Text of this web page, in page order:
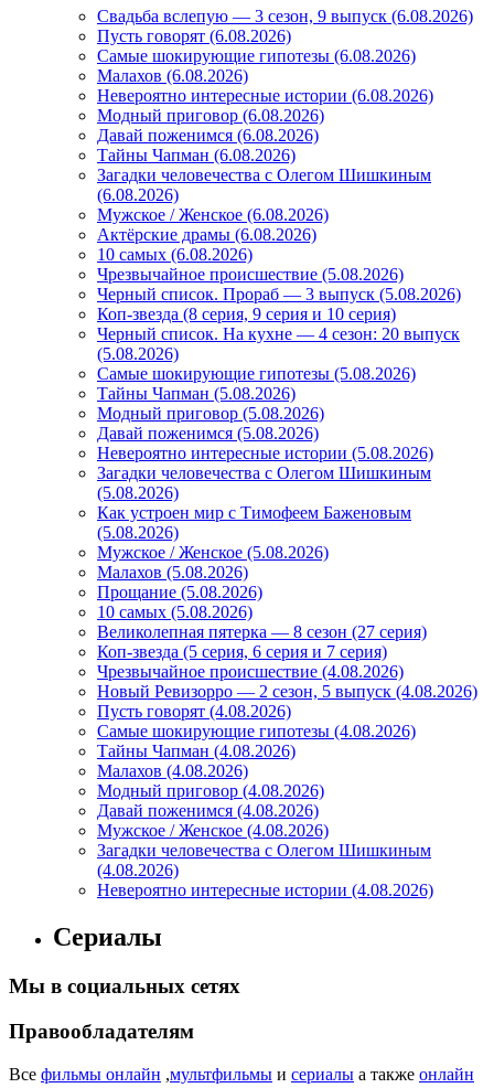
Свадьба вслепую — 3 сезон, 9 выпуск (6.08.2026)
Пусть говорят (6.08.2026)
Самые шокирующие гипотезы (6.08.2026)
Малахов (6.08.2026)
Невероятно интересные истории (6.08.2026)
Модный приговор (6.08.2026)
Давай поженимся (6.08.2026)
Тайны Чапман (6.08.2026)
Загадки человечества с Олегом Шишкиным
(6.08.2026)
Мужское / Женское (6.08.2026)
Актёрские драмы (6.08.2026)
10 самых (6.08.2026)
Чрезвычайное происшествие (5.08.2026)
Черный список. Прораб — 3 выпуск (5.08.2026)
Коп-звезда (8 серия, 9 серия и 10 серия)
Черный список. На кухне — 4 сезон: 20 выпуск
(5.08.2026)
Самые шокирующие гипотезы (5.08.2026)
Тайны Чапман (5.08.2026)
Модный приговор (5.08.2026)
Давай поженимся (5.08.2026)
Невероятно интересные истории (5.08.2026)
Загадки человечества с Олегом Шишкиным
(5.08.2026)
Как устроен мир с Тимофеем Баженовым
(5.08.2026)
Мужское / Женское (5.08.2026)
Малахов (5.08.2026)
Прощание (5.08.2026)
10 самых (5.08.2026)
Великолепная пятерка — 8 сезон (27 серия)
Коп-звезда (5 серия, 6 серия и 7 серия)
Чрезвычайное происшествие (4.08.2026)
Новый Ревизорро — 2 сезон, 5 выпуск (4.08.2026)
Пусть говорят (4.08.2026)
Самые шокирующие гипотезы (4.08.2026)
Тайны Чапман (4.08.2026)
Малахов (4.08.2026)
Модный приговор (4.08.2026)
Давай поженимся (4.08.2026)
Мужское / Женское (4.08.2026)
Загадки человечества с Олегом Шишкиным
(4.08.2026)
Невероятно интересные истории (4.08.2026)
Сериалы
Мы в социальных сетях
Правообладателям
Все фильмы онлайн ,мультфильмы и сериалы а также онлайн